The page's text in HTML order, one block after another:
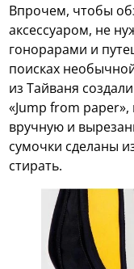
Впрочем, чтобы
аксессуаром, не
гонорарами и
поисках
из Тайваня
«Jump from
вручную и
сумочки сделаны
стирать.